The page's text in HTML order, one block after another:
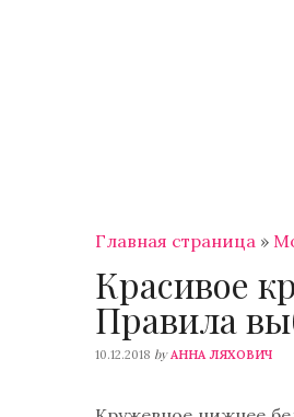
Главная страница »
Красивое
Правила
10.12.2018 by АННА ЛЯХОВИЧ